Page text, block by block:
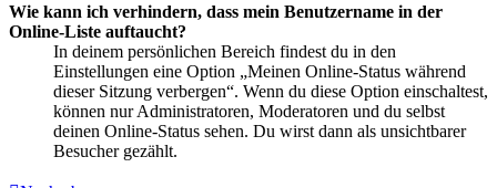
Wie kann ich verhindern, dass mein Benutzername in der
Online-Liste auftaucht?
In deinem persönlichen Bereich findest du in den
Einstellungen eine Option „Meinen Online-Status während
dieser Sitzung verbergen“. Wenn du diese Option einschaltest,
können nur Administratoren, Moderatoren und du selbst
deinen Online-Status sehen. Du wirst dann als unsichtbarer
Besucher gezählt.